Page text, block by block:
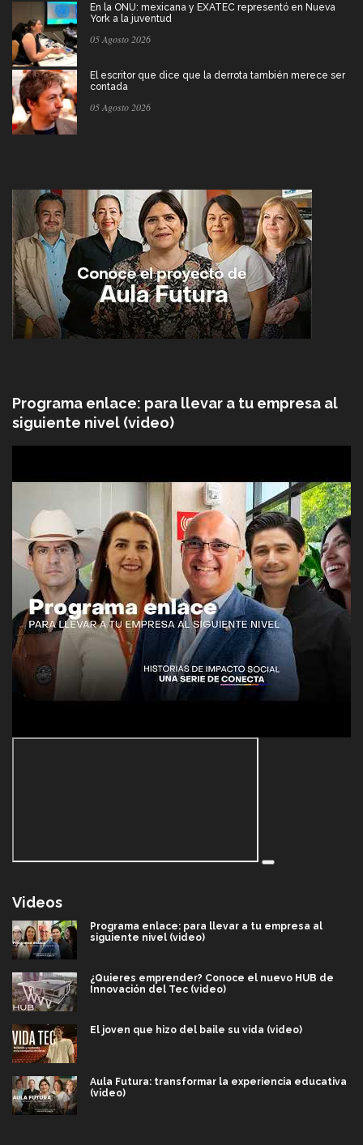
En la ONU: mexicana y EXATEC representó en Nueva
York a la juventud
05 Agosto 2026
El escritor que dice que la derrota también merece ser
contada
05 Agosto 2026
Programa enlace: para llevar a tu empresa al
siguiente nivel (video)
Videos
Programa enlace: para llevar a tu empresa al
siguiente nivel (video)
¿Quieres emprender? Conoce el nuevo HUB de
Innovación del Tec (video)
El joven que hizo del baile su vida (video)
Aula Futura: transformar la experiencia educativa
(video)